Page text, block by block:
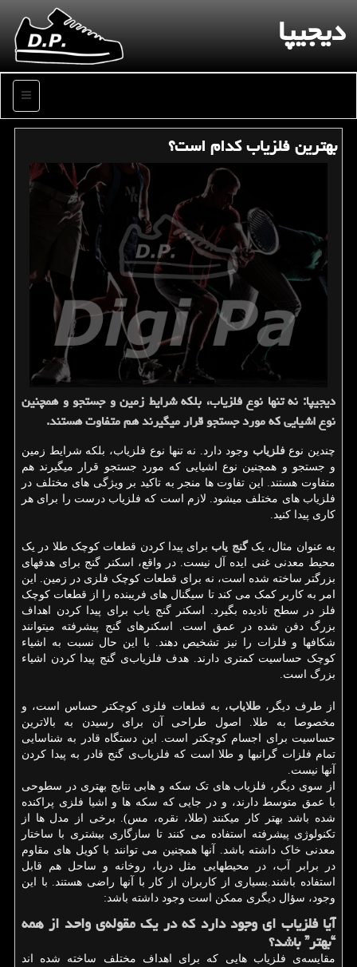
دیجیپا
منو
بهترین فلزیاب كدام است؟
دیجیپا: نه تنها نوع فلزیاب، بلكه شرایط زمین و جستجو و همچنین
نوع اشیایی كه مورد جستجو قرار میگیرند هم متفاوت هستند.
چندین نوعفلزیاب وجود دارد. نه تنها نوع فلزیاب، بلکه شرایط زمین
و جستجو و همچنین نوع اشیایی که مورد جستجو قرار میگیرند هم
متفاوت هستند. این تفاوت ها منجر به تاکید بر ویژگی های مختلف در
فلزیاب های مختلف میشود. لازم است که فلزیاب‌ درست را برای هر
کاری پیدا کنید.
به عنوان مثال، یکگنج یاب برای پیدا کردن قطعات کوچک طلا در یک
محیط معدنی غنی ایده آل نیست. در واقع، اسکنر گنج برای هدفهای
بزرگتر ساخته شده است، نه برای قطعات کوچک فلزی در زمین. این
امر به کاربر کمک می کند تا سیگنال های فریبنده را از قطعات کوچک
فلز در سطح نادیده بگیرد. اسکنر گنج یاب برای پیدا کردن اهداف
بزرگ دفن شده در عمق است. اسکنرهای گنج پیشرفته میتوانند
شکافها و فلزات را نیز تشخیص دهند. با این حال نسبت به اشیاء
کوچک حساسیت کمتری دارند. هدف فلزیاب‌ی گنج پیدا کردن اشیاء
بزرگ است.
از طرف دیگر،طلایاب، به قطعات فلزی کوچکتر حساس است، و
مخصوصا به طلا. اصول طراحی آن برای رسیدن به بالاترین
حساسیت برای اجسام کوچکتر است. این دستگاه قادر به شناسایی
تمام فلزات گرانبها و طلا است که فلزیاب‌ی گنج قادر به پیدا کردن
آنها نیست.
از سوی دیگر، فلزیاب های تک سکه و هابی نتایج بهتری در سطوحی
با عمق متوسط دارند، و در جایی که سکه ها و اشیا فلزی پراکنده
شده باشد بهتر کار میکنند (طلا، نقره، مس). برخی از مدل ها از
تکنولوژی پیشرفته استفاده می کنند تا سازگاری بیشتری با ساختار
معدنی خاک داشته باشد. آنها همچنین می توانند با کویل های مقاوم
در برابر آب، در محیطهایی مثل دریا، روخانه و ساحل هم قابل
استفاده باشند.بسیاری از کاربران از کار با آنها راضی هستند. با این
وجود، سؤال دیگری ممکن است وجود داشته باشد:
آیا فلزیاب ای وجود دارد که در یک مقوله‌ی واحد از همه
“بهتر” باشد؟
مقایسه‌ی فلزیاب هایی که برای اهداف مختلف ساخته شده اند